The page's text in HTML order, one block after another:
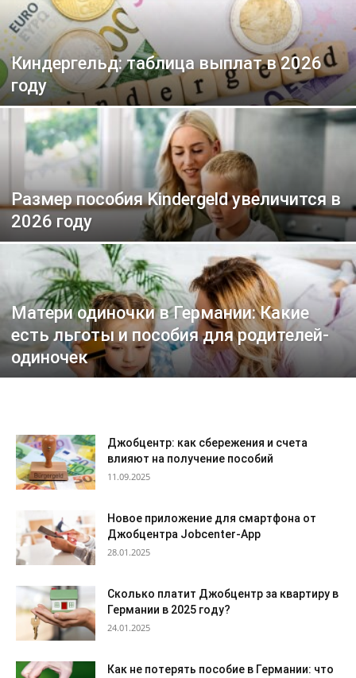
Киндергельд: таблица выплат в 2026
году
Размер пособия Kindergeld увеличится в
2026 году
Матери одиночки в Германии: Какие
есть льготы и пособия для родителей-
одиночек
Джобцентр: как сбережения и счета
влияют на получение пособий
11.09.2025
Новое приложение для смартфона от
Джобцентра Jobcenter-App
28.01.2025
Сколько платит Джобцентр за квартиру в
Германии в 2025 году?
24.01.2025
Как не потерять пособие в Германии: что